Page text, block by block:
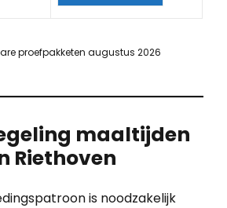
proefpakketen augustus 2026
maaltijden
Riethoven
is noodzakelijk